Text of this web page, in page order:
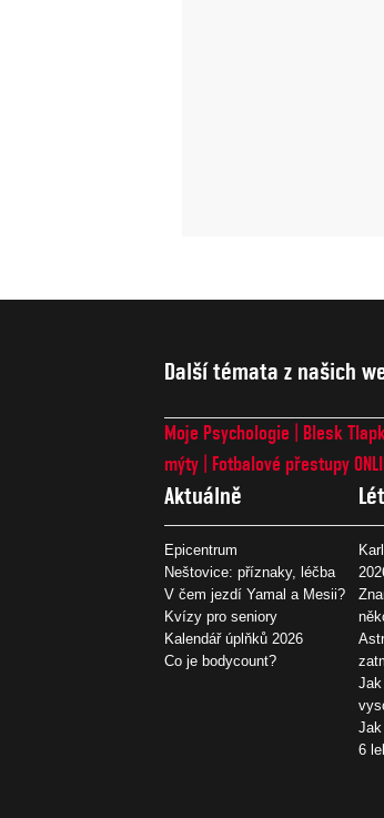
Další témata z našich
Moje Psychologie Blesk
mýty
Fotbalové přestupy
Aktuálně
Epicentrum
Neštovice: příznaky, léčba
V čem jezdí Yamal a Mesii?
Kvízy pro seniory
Kalendář úplňků 2026
Co je bodycount?
Jak
6